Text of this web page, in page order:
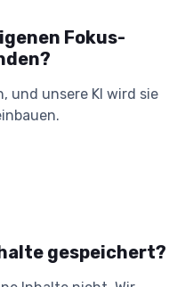
Fokus-
und unsere KI wird sie
gespeichert?